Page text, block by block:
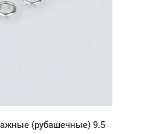
(рубашечные) 9.5